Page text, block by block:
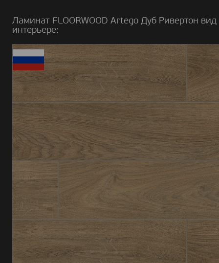
Ламинат FLOORWOOD Artego Дуб Ривертон вид
интерьере: